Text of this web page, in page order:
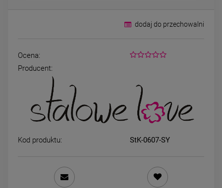
koniczyna czarna 0,8 cm
44,00 zł
ważka cyrkonie 1,5 cm
49,00 zł
dodaj do przechowalni
Ocena:
Producent:
Kod produktu: StK-0607-SY